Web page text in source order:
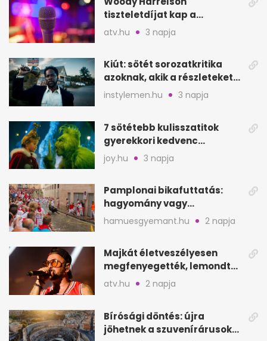
tiszteletdíjat kap a
Szarajevói Filmfesztiválon
atv.hu 3 napja
Kiút: sötét sorozatkritika
azoknak, akik a részleteket
keresik
instylemen.hu 3 napja
7 sötétebb kulisszatitok
gyerekkori kedvenc
filmjeinkről a Joy szerint
joy.hu 3 napja
Pamplonai bikafuttatás:
hagyomány vagy
értelmetlen vérontás?
hamuesgyemant.hu 2 napja
Majkát életveszélyesen
megfenyegették, lemondta
a sepsiszentgyörgyi
atv.hu 2 napja
Bírósági döntés: újra
jöhetnek a szuvenírárusok